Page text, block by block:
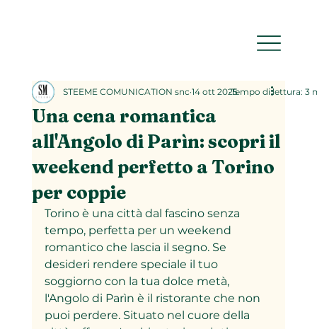
Una cena romantica
all'Angolo di Parìn: scopri il
weekend perfetto a Torino
per coppie
STEEME COMUNICATION snc 14 ott 2025Tempo di lettura: 3
Torino è una città dal fascino senza
tempo, perfetta per un weekend
romantico che lascia il segno. Se
desideri rendere speciale il tuo
soggiorno con la tua dolce metà,
l'Angolo di Parìn è il ristorante che non
puoi perdere. Situato nel cuore della